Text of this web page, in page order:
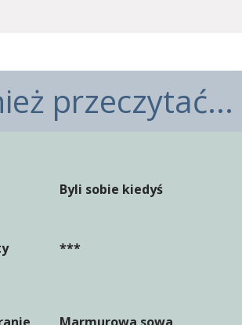
przeczytać...
Byli sobie kiedyś
***